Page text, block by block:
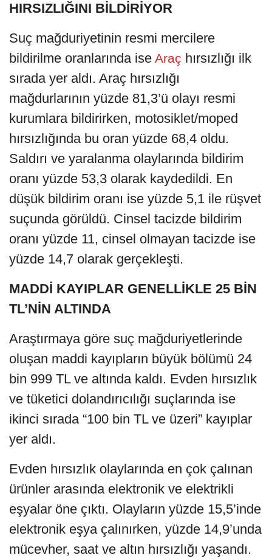
HIRSIZLIĞINI BİLDİRİYOR
Suç mağduriyetinin resmi mercilere
bildirilme oranlarında ise Araç hırsızlığı ilk
sırada yer aldı. Araç hırsızlığı
mağdurlarının yüzde 81,3’ü olayı resmi
kurumlara bildirirken, motosiklet/moped
hırsızlığında bu oran yüzde 68,4 oldu.
Saldırı ve yaralanma olaylarında bildirim
oranı yüzde 53,3 olarak kaydedildi. En
düşük bildirim oranı ise yüzde 5,1 ile rüşvet
suçunda görüldü. Cinsel tacizde bildirim
oranı yüzde 11, cinsel olmayan tacizde ise
yüzde 14,7 olarak gerçekleşti.
MADDİ KAYIPLAR GENELLİKLE 25 BİN
TL’NİN ALTINDA
Araştırmaya göre suç mağduriyetlerinde
oluşan maddi kayıpların büyük bölümü 24
bin 999 TL ve altında kaldı. Evden hırsızlık
ve tüketici dolandırıcılığı suçlarında ise
ikinci sırada “100 bin TL ve üzeri” kayıplar
yer aldı.
Evden hırsızlık olaylarında en çok çalınan
ürünler arasında elektronik ve elektrikli
eşyalar öne çıktı. Olayların yüzde 15,5’inde
elektronik eşya çalınırken, yüzde 14,9’unda
mücevher, saat ve altın hırsızlığı yaşandı.